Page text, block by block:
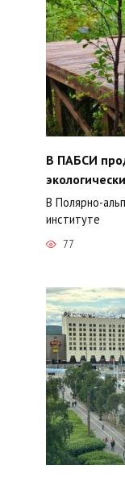
В ПАБСИ
В Полярно-
институте
77